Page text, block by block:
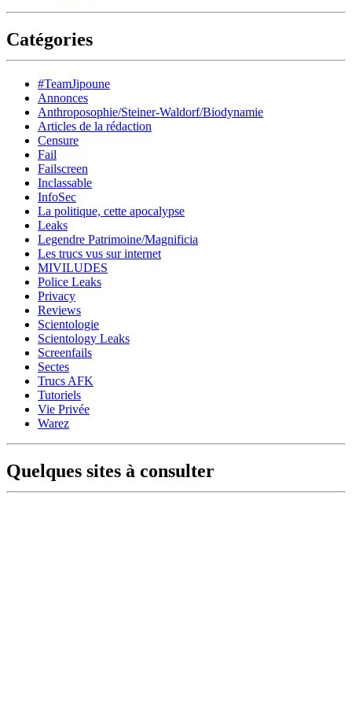
Catégories
#TeamJipoune
Annonces
Anthroposophie/Steiner-Waldorf/Biodynamie
Articles de la rédaction
Censure
Fail
Failscreen
Inclassable
InfoSec
La politique, cette apocalypse
Leaks
Legendre Patrimoine/Magnificia
Les trucs vus sur internet
MIVILUDES
Police Leaks
Privacy
Reviews
Scientologie
Scientology Leaks
Screenfails
Sectes
Trucs AFK
Tutoriels
Vie Privée
Warez
Quelques sites à consulter